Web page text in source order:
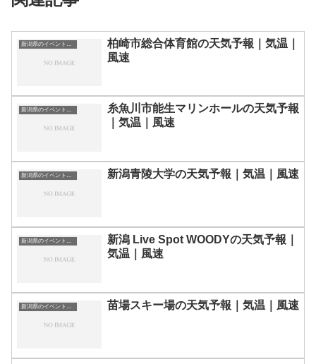
新潟県のイベント会場一覧
柏崎市総合体育館の天気予報｜気温｜
風速
新潟県のイベント会場一覧
糸魚川市能生マリンホールの天気予報
｜気温｜風速
新潟県のイベント会場一覧 新潟青陵大学の天気予報｜気温｜風速
新潟県のイベント会場一覧
新潟 Live Spot WOODYの天気予報｜
気温｜風速
新潟県のイベント会場一覧 苗場スキー場の天気予報｜気温｜風速